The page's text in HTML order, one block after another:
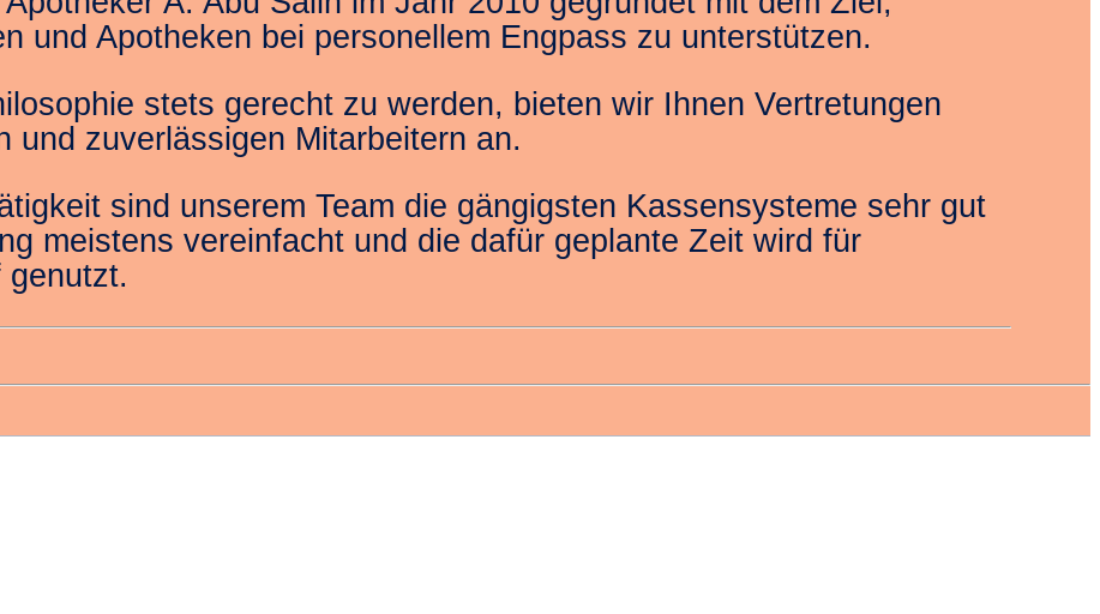
und Apotheken bei personellem Engpass zu unterstützen.
stets gerecht zu werden, bieten wir Ihnen Vertretungen
und zuverlässigen Mitarbeitern an.
sind unserem Team die gängigsten Kassensysteme sehr gut
meistens vereinfacht und die dafür geplante Zeit wird für
genutzt.